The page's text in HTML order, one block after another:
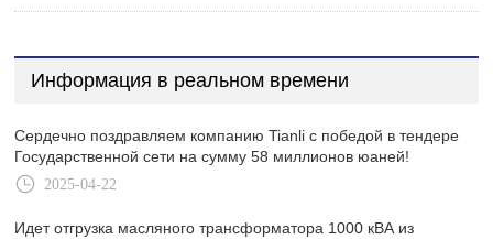
Информация в реальном времени
Сердечно поздравляем компанию Tianli с победой в тендере
Государственной сети на сумму 58 миллионов юаней!
2025-04-22
Идет отгрузка масляного трансформатора 1000 кВА из